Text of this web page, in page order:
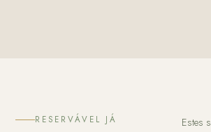
RESERVÁVEL JÁ
Estes